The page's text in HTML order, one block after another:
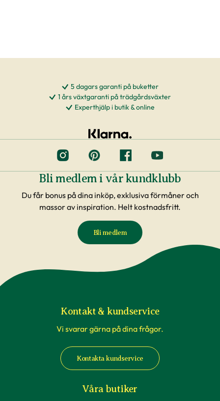
5 dagars garanti på buketter
1 års växtgaranti på trädgårdsväxter
Experthjälp i butik & online
Bli medlem i vår kundklubb
Du får bonus på dina inköp, exklusiva förmåner och
massor av inspiration. Helt kostnadsfritt.
Bli medlem
Kontakt & kundservice
Vi svarar gärna på dina frågor.
Kontakta kundservice
Våra butiker